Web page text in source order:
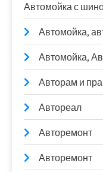
Автомойка с
Автомойка,
Автомойка,
Авторам и
Автореал
Авторемонт
Авторемонт